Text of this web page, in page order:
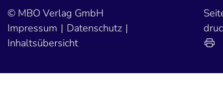
MBO Verlag GmbH
Impressum
Datenschutz
Inhaltsübersicht